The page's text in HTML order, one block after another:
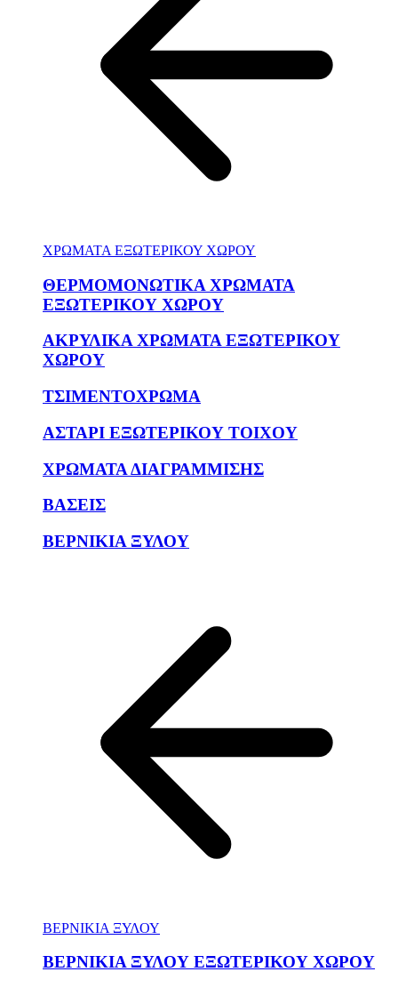
ΧΡΩΜΑΤΑ ΕΞΩΤΕΡΙΚΟΥ ΧΩΡΟΥ
ΘΕΡΜΟΜΟΝΩΤΙΚΑ ΧΡΩΜΑΤΑ
ΕΞΩΤΕΡΙΚΟΥ ΧΩΡΟΥ
ΑΚΡΥΛΙΚΑ ΧΡΩΜΑΤΑ ΕΞΩΤΕΡΙΚΟΥ
ΧΩΡΟΥ
ΤΣΙΜΕΝΤΟΧΡΩΜΑ
ΑΣΤΑΡΙ ΕΞΩΤΕΡΙΚΟΥ ΤΟΙΧΟΥ
ΧΡΩΜΑΤΑ ΔΙΑΓΡΑΜΜΙΣΗΣ
ΒΑΣΕΙΣ
ΒΕΡΝΙΚΙΑ ΞΥΛΟΥ
ΒΕΡΝΙΚΙΑ ΞΥΛΟΥ
ΒΕΡΝΙΚΙΑ ΞΥΛΟΥ ΕΞΩΤΕΡΙΚΟΥ ΧΩΡΟΥ